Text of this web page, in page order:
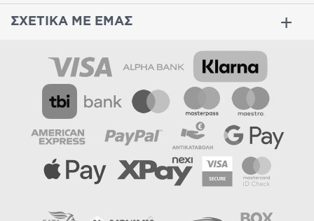
ΣΧΕΤΙΚΑ ΜΕ ΕΜΑΣ